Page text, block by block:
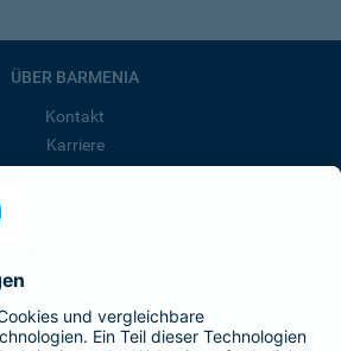
ÜBER BARMENIA
Kontakt
Karriere
ist Teil der BarmeniaGothaer
BELIEBTE SEITEN